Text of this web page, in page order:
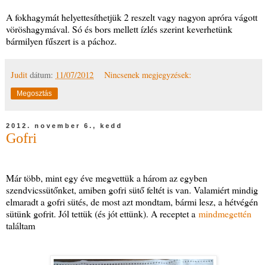
A fokhagymát helyettesíthetjük 2 reszelt vagy nagyon apróra vágott
vöröshagymával. Só és bors mellett ízlés szerint keverhetünk
bármilyen fűszert is a páchoz.
Judit dátum: 11/07/2012 Nincsenek megjegyzések:
Megosztás
2012. november 6., kedd
Gofri
Már több, mint egy éve megvettük a három az egyben
szendvicssütőnket, amiben gofri sütő feltét is van. Valamiért mindig
elmaradt a gofri sütés, de most azt mondtam, bármi lesz, a hétvégén
sütünk gofrit. Jól tettük (és jót ettünk). A receptet a mindmegettén
találtam